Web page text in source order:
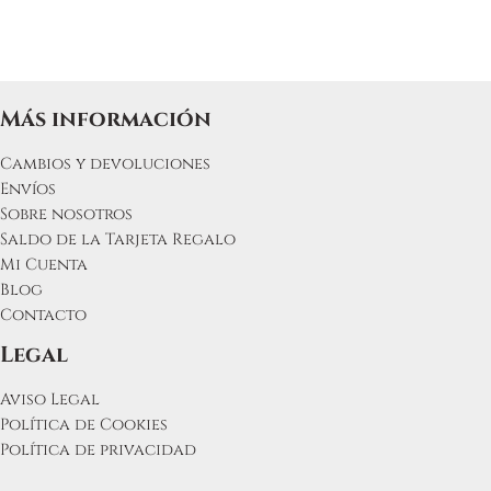
producto
Más información
Cambios y devoluciones
Envíos
Sobre nosotros
Saldo de la Tarjeta Regalo
Mi Cuenta
Blog
Contacto
Legal
Aviso Legal
Política de Cookies
Política de privacidad